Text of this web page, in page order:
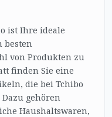
ist Ihre ideale
besten
von Produkten zu
finden Sie eine
die bei Tchibo
gehören
Haushaltswaren,